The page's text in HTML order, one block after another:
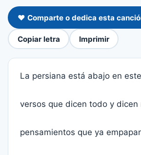
❤️ Comparte o dedica esta
Copiar letra Imprimir
La persiana está abajo en
versos que dicen todo y dicen
pensamientos que ya